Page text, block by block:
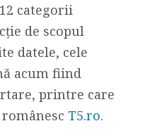
categorii
de scopul
datele, cele
acum fiind
printre care
T5.ro.